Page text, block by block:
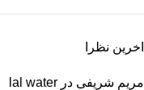
اخرین نظرا
مریم شریفی در lal water